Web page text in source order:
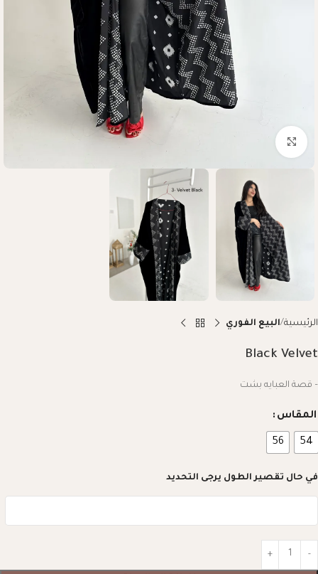
الرئيسية البيع الفوري
Black Velvet
– قصة العبايه بشت
المقاس
54
56
في حال تقصير الطول يرجى التحديد